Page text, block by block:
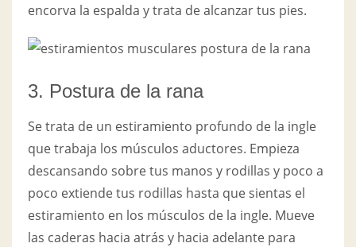
encorva la espalda y trata de alcanzar tus pies.
3. Postura de la rana
Se trata de un estiramiento profundo de la ingle
que trabaja los músculos aductores. Empieza
descansando sobre tus manos y rodillas y poco a
poco extiende tus rodillas hasta que sientas el
estiramiento en los músculos de la ingle. Mueve
las caderas hacia atrás y hacia adelante para